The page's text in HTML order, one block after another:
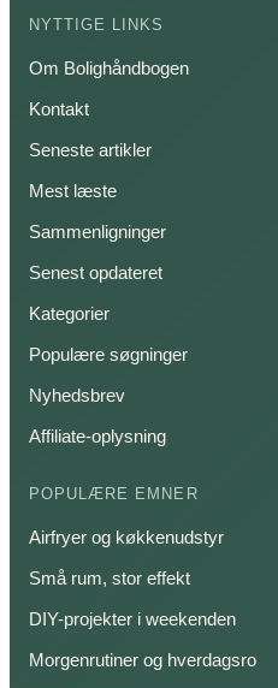
NYTTIGE LINKS
Om Bolighåndbogen
Kontakt
Seneste artikler
Mest læste
Sammenligninger
Senest opdateret
Kategorier
Populære søgninger
Nyhedsbrev
Affiliate-oplysning
POPULÆRE EMNER
Airfryer og køkkenudstyr
Små rum, stor effekt
DIY-projekter i weekenden
Morgenrutiner og hverdagsro